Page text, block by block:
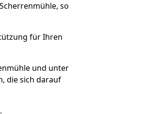
so
für Ihren
und unter
die sich darauf